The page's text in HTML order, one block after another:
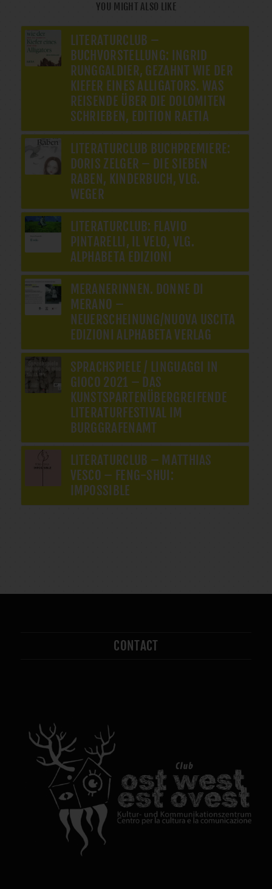
YOU MIGHT ALSO LIKE
LITERATURCLUB –
BUCHVORSTELLUNG: INGRID
RUNGGALDIER, GEZAHNT WIE DER
KIEFER EINES ALLIGATORS. WAS
REISENDE ÜBER DIE DOLOMITEN
SCHRIEBEN, EDITION RAETIA
LITERATURCLUB BUCHPREMIERE:
DORIS ZELGER – DIE SIEBEN
RABEN, KINDERBUCH, VLG.
WEGER
LITERATURCLUB: FLAVIO
PINTARELLI, IL VELO, VLG.
ALPHABETA EDIZIONI
MERANERINNEN. DONNE DI
MERANO –
NEUERSCHEINUNG/NUOVA USCITA
EDIZIONI ALPHABETA VERLAG
SPRACHSPIELE / LINGUAGGI IN
GIOCO 2021 – DAS
KUNSTSPARTENÜBERGREIFENDE
LITERATURFESTIVAL IM
BURGGRAFENAMT
LITERATURCLUB – MATTHIAS
VESCO – FENG-SHUI:
IMPOSSIBLE
CONTACT